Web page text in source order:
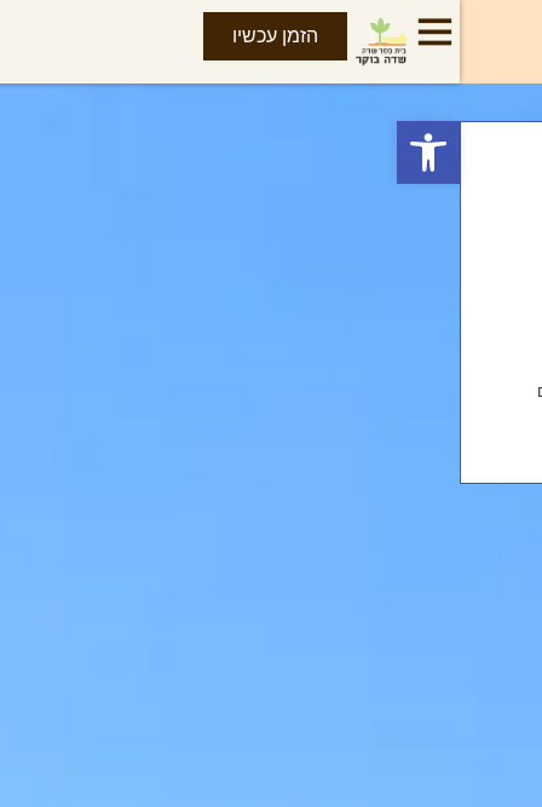
פתח סרגל נגישות
הזמן עכשיו